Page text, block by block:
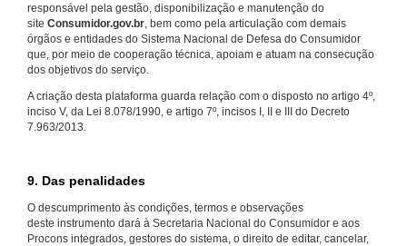
responsável pela gestão, disponibilização e manutenção do
site Consumidor.gov.br, bem como pela articulação com demais
órgãos e entidades do Sistema Nacional de Defesa do Consumidor
que, por meio de cooperação técnica, apoiam e atuam na consecução
dos objetivos do serviço.
A criação desta plataforma guarda relação com o disposto no artigo 4º,
inciso V, da Lei 8.078/1990, e artigo 7º, incisos I, II e III do Decreto
7.963/2013.
9. Das penalidades
O descumprimento às condições, termos e observações
deste instrumento dará à Secretaria Nacional do Consumidor e aos
Procons integrados, gestores do sistema, o direito de editar, cancelar,